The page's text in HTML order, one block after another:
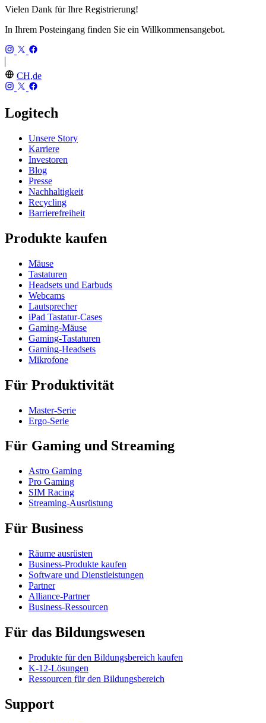
Vielen Dank für Ihre Registrierung!
In Ihrem Posteingang finden Sie ein Willkommensangebot.
CH,de
Logitech
Unsere Story
Karriere
Investoren
Blog
Presse
Nachhaltigkeit
Recycling
Barrierefreiheit
Produkte kaufen
Mäuse
Tastaturen
Headsets und Earbuds
Webcams
Lautsprecher
iPad Tastatur-Cases
Gaming-Mäuse
Gaming-Tastaturen
Gaming-Headsets
Mikrofone
Für Produktivität
Master-Serie
Ergo-Serie
Für Gaming und Streaming
Astro Gaming
Pro Gaming
SIM Racing
Streaming-Ausrüstung
Für Business
Räume ausrüsten
Business-Produkte kaufen
Software und Dienstleistungen
Partner
Alliance-Partner
Business-Ressourcen
Für das Bildungswesen
Produkte für den Bildungsbereich kaufen
K-12-Lösungen
Ressourcen für den Bildungsbereich
Support